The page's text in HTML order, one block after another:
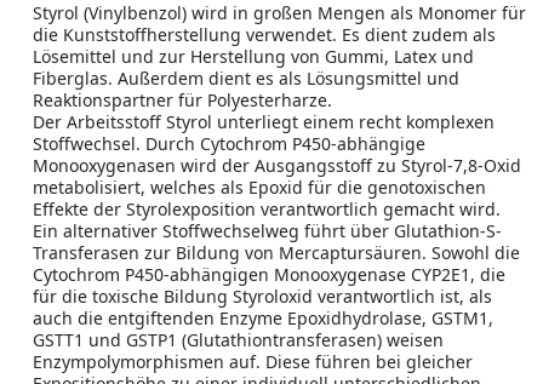
Styrol (Vinylbenzol) wird in großen Mengen als Monomer für
die Kunststoffherstellung verwendet. Es dient zudem als
Lösemittel und zur Herstellung von Gummi, Latex und
Fiberglas. Außerdem dient es als Lösungsmittel und
Reaktionspartner für Polyesterharze.
Der Arbeitsstoff Styrol unterliegt einem recht komplexen
Stoffwechsel. Durch Cytochrom P450-abhängige
Monooxygenasen wird der Ausgangsstoff zu Styrol-7,8-Oxid
metabolisiert, welches als Epoxid für die genotoxischen
Effekte der Styrolexposition verantwortlich gemacht wird.
Ein alternativer Stoffwechselweg führt über Glutathion-S-
Transferasen zur Bildung von Mercaptursäuren. Sowohl die
Cytochrom P450-abhängigen Monooxygenase CYP2E1, die
für die toxische Bildung Styroloxid verantwortlich ist, als
auch die entgiftenden Enzyme Epoxidhydrolase, GSTM1,
GSTT1 und GSTP1 (Glutathiontransferasen) weisen
Enzympolymorphismen auf. Diese führen bei gleicher